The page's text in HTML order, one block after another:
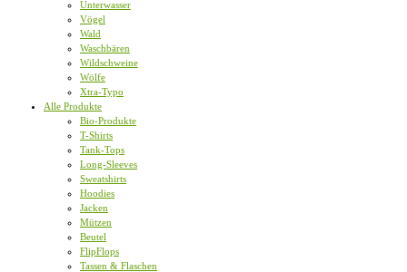
Unterwasser
Vögel
Wald
Waschbären
Wildschweine
Wölfe
Xtra-Typo
Alle Produkte
Bio-Produkte
T-Shirts
Tank-Tops
Long-Sleeves
Sweatshirts
Hoodies
Jacken
Mützen
Beutel
FlipFlops
Tassen & Flaschen